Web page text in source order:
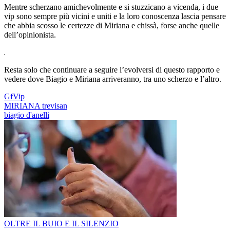
Mentre scherzano amichevolmente e si stuzzicano a vicenda, i due
vip sono sempre più vicini e uniti e la loro conoscenza lascia pensare
che abbia scosso le certezze di Miriana e chissà, forse anche quelle
dell’opinionista.
Resta solo che continuare a seguire l’evolversi di questo rapporto e
vedere dove Biagio e Miriana arriveranno, tra uno scherzo e l’altro.
GfVip
MIRIANA trevisan
biagio d'anelli
OLTRE IL BUIO E IL SILENZIO